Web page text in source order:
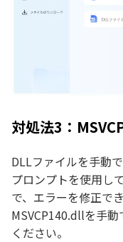
対処法3：
DLLファイルを手動
プロンプトを使用し
で、エラーを修正で
MSVCP140.dllを手
ください。